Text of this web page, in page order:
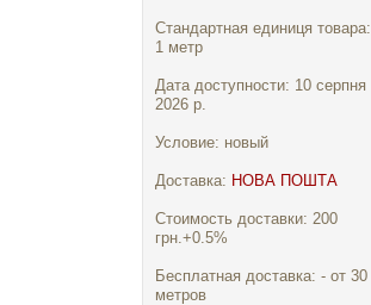
Стандартная единиця товара:
1 метр
Дата доступности: 10 серпня
2026 р.
Условие: новый
Доставка: НОВА ПОШТА
Стоимость доставки: 200
грн.+0.5%
Бесплатная доставка: - от 30
метров